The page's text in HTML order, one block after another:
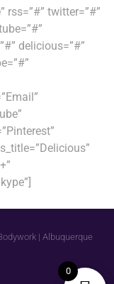
rss=”#” twitter=”#”
delicious=”#”
| Albuquerque
0